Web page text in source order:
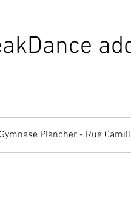
Gymnase Plancher - Rue